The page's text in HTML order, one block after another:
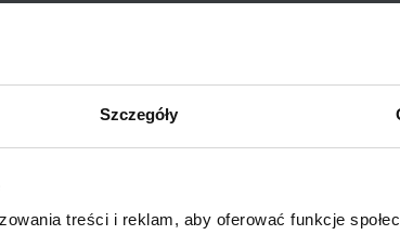
Szczegóły
treści i reklam, aby oferować funkcje